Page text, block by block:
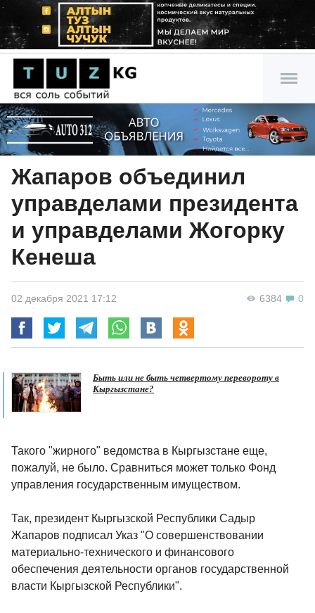
Жапаров объединил
управделами президента
и управделами Жогорку
Кенеша
6384 0
02 декабря 2021 17:12
Быть или не быть четвертому перевороту в
Кыргызстане?
Такого "жирного" ведомства в Кыргызстане еще,
пожалуй, не было. Сравниться может только Фонд
управления государственным имуществом.
Так, президент Кыргызской Республики Cадыр
Жапаров подписал Указ "О совершенствовании
материально-технического и финансового
обеспечения деятельности органов государственной
власти Кыргызской Республики".